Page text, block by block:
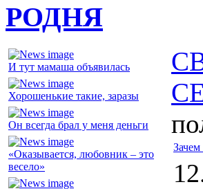
РОДНЯ
И тут мамаша объявилась
Хорошенькие такие, заразы
Он всегда брал у меня деньги
«Оказывается, любовник – это
весело»